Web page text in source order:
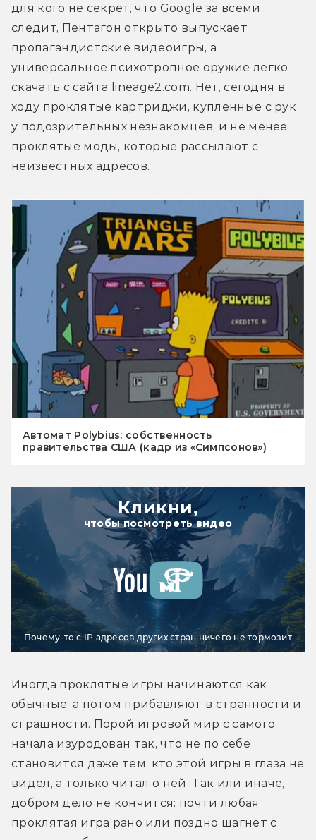
для кого не секрет, что Google за всеми
следит, Пентагон открыто выпускает
пропагандистские видеоигры, а
универсальное психотропное оружие легко
скачать с сайта lineage2.com. Нет, сегодня в
ходу проклятые картриджи, купленные с рук
у подозрительных незнакомцев, и не менее
проклятые моды, которые рассылают с
неизвестных адресов.
Автомат Polybius: собственность
правительства США (кадр из «Симпсонов»)
Кликни,
чтобы посмотреть видео
Почему-то с IP адресов других стран ничего не тормозит
Иногда проклятые игры начинаются как
обычные, а потом прибавляют в странности и
страшности. Порой игровой мир с самого
начала изуродован так, что не по себе
становится даже тем, кто этой игры в глаза не
видел, а только читал о ней. Так или иначе,
добром дело не кончится: почти любая
проклятая игра рано или поздно шагнёт с